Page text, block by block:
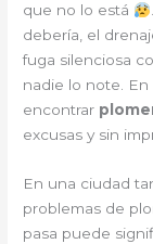
que no lo está
debería, el
fuga silenciosa
nadie lo note.
encontrar
excusas y sin
En una ciudad
problemas de
pasa puede